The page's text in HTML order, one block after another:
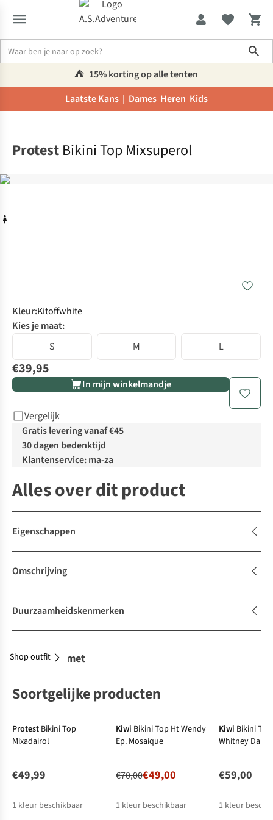
⛺️ 15% korting op alle tenten
Laatste Kans | Dames Heren Kids
Protest Bikini Top Mixsuperol
Kleur:Kitoffwhite
Kies je maat:
S
M L
€39,95
In mijn winkelmandje
Vergelijk
Gratis levering vanaf €45
30 dagen bedenktijd
Klantenservice: ma-za
Alles over dit product
Eigenschappen
Omschrijving
Duurzaamheidskenmerken
Combineer met
Shop outfit
Soortgelijke producten
Protest Bikini Top
Mixadairol
€49,99
1 kleur beschikbaar
Kiwi Bikini Top Ht Wendy
Ep. Mosaique
€70,00€49,00
1 kleur beschikbaar
Kiwi Bikini
Whitney
€59,00
1 kleur